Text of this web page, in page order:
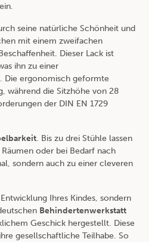
seine natürliche Schönheit und
mit einem zweifachen
Dieser Lack ist
ihn zu einer
Die ergonomisch geformte
während die Sitzhöhe von 28
der DIN EN 1729
. Bis zu drei Stühle lassen
oder bei Bedarf nach
sondern auch zu einer cleveren
Ihres Kindes, sondern
Behindertenwerkstatt
Geschick hergestellt. Diese
gesellschaftliche Teilhabe. So